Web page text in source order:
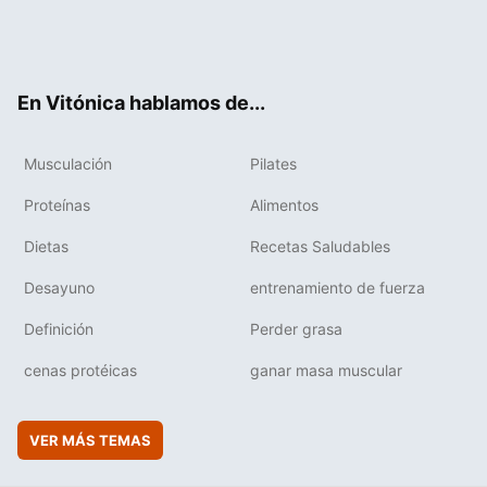
En Vitónica hablamos de...
Musculación Pilates
Proteínas Alimentos
Dietas Recetas Saludables
Desayuno entrenamiento de fuerza
Definición Perder grasa
cenas protéicas ganar masa muscular
VER MÁS TEMAS